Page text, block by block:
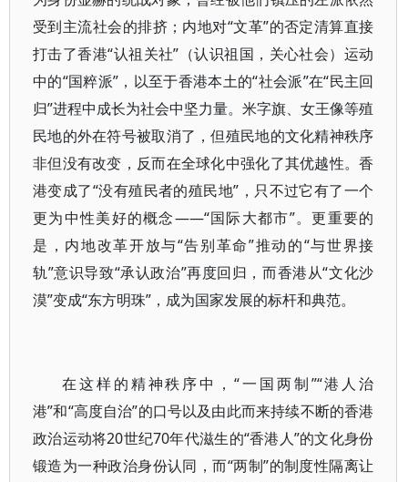
受到主流社会的排挤；内地对“文革”的否定清算直接
打击了香港“认祖关社”（认识祖国，关心社会）运动
中的“国粹派”，以至于香港本土的“社会派”在“民主回
归”进程中成长为社会中坚力量。米字旗、女王像等殖
民地的外在符号被取消了，但殖民地的文化精神秩序
非但没有改变，反而在全球化中强化了其优越性。香
港变成了“没有殖民者的殖民地”，只不过它有了一个
更为中性美好的概念——“国际大都市”。更重要的
是，内地改革开放与“告别革命”推动的“与世界接
轨”意识导致“承认政治”再度回归，而香港从“文化沙
漠”变成“东方明珠”，成为国家发展的标杆和典范。
在这样的精神秩序中，“一国两制”“港人治
港”和“高度自治”的口号以及由此而来持续不断的香港
政治运动将20世纪70年代滋生的“香港人”的文化身份
锻造为一种政治身份认同，而“两制”的制度性隔离让